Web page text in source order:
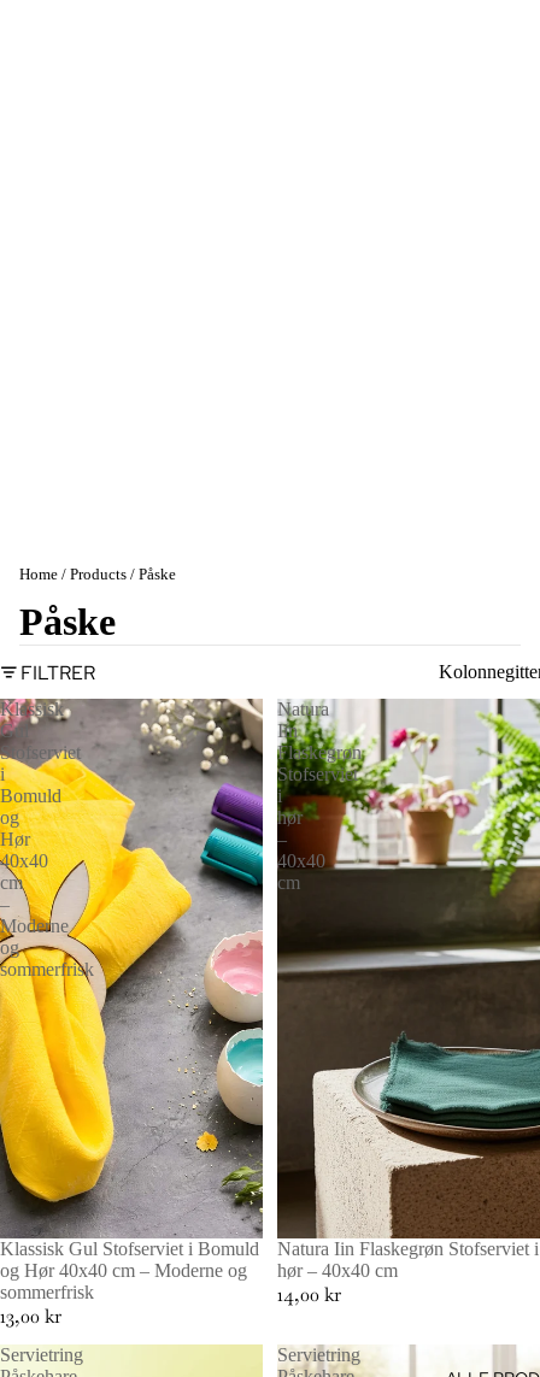
Home Products Påske
Påske
FILTRER
Klassisk
Gul
Stofserviet
i
Bomuld
og
Hør
40x40
cm
–
Moderne
og
sommerfrisk
Klassisk Gul Stofserviet i Bomuld
og Hør 40x40 cm – Moderne og
sommerfrisk
13,00 kr
Natura
Iin
Flaskegrøn
Stofserviet
i
hør
–
40x40
cm
UDSOLGT
Natura Iin Flaskegrøn Stofserviet i
hør – 40x40 cm
14,00 kr
Servietring
Servietring
Login påkrævet
Log ind på din konto for at tilføje produkter til din
ønskeliste og se dine tidligere gemte varer.
Log ind